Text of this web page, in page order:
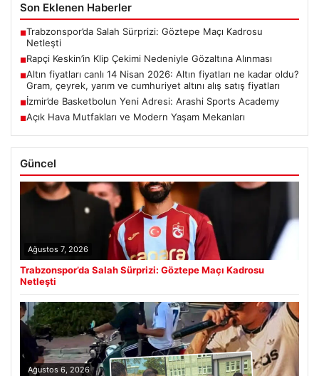
Son Eklenen Haberler
■Trabzonspor’da Salah Sürprizi: Göztepe Maçı Kadrosu
Netleşti
■Rapçi Keskin’in Klip Çekimi Nedeniyle Gözaltına Alınması
■Altın fiyatları canlı 14 Nisan 2026: Altın fiyatları ne kadar oldu?
Gram, çeyrek, yarım ve cumhuriyet altını alış satış fiyatları
■İzmir’de Basketbolun Yeni Adresi: Arashi Sports Academy
■Açık Hava Mutfakları ve Modern Yaşam Mekanları
Güncel
Ağustos 7, 2026
Trabzonspor’da Salah Sürprizi: Göztepe Maçı Kadrosu
Netleşti
Ağustos 6, 2026